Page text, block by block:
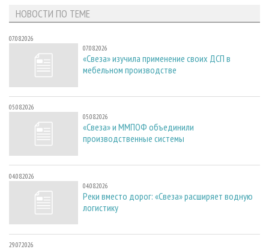
НОВОСТИ ПО ТЕМЕ
07.08.2026
07.08.2026
«Свеза» изучила применение своих ДСП в
мебельном производстве
05.08.2026
05.08.2026
«Свеза» и ММПОФ объединили
производственные системы
04.08.2026
04.08.2026
Реки вместо дорог: «Свеза» расширяет водную
логистику
29.07.2026